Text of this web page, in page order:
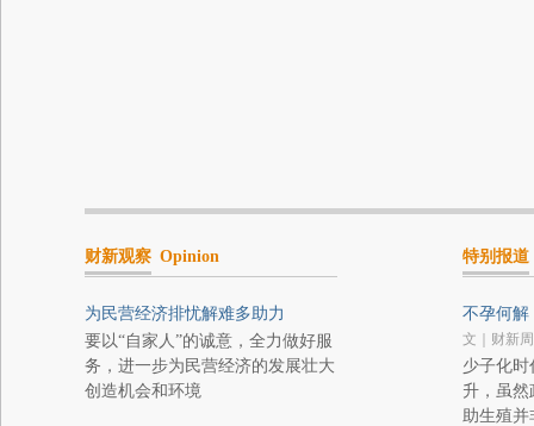
财新观察 Opinion
为民营经济排忧解难多助力
要以“自家人”的诚意，全力做好服
务，进一步为民营经济的发展壮大
创造机会和环境
特别报道
不孕何解
文｜财新
少子化
升，虽
助生殖并